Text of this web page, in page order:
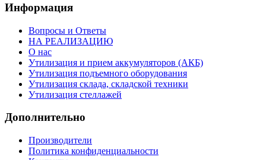
Информация
Вопросы и Ответы
НА РЕАЛИЗАЦИЮ
О нас
Утилизация и прием аккумуляторов (АКБ)
Утилизация подъемного оборудования
Утилизация склада, складской техники
Утилизация стеллажей
Дополнительно
Производители
Политика конфиденциальности